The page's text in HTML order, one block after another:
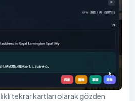
tekrar kartları olarak gözden